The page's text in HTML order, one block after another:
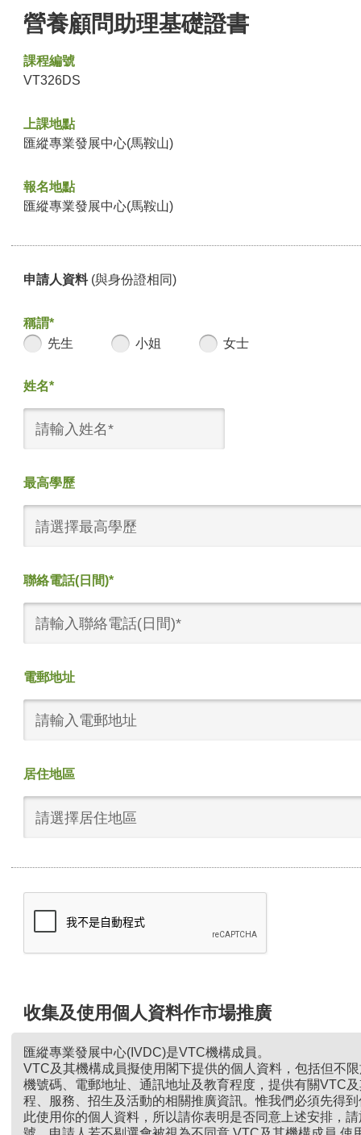
營養顧問助理基礎證書
課程編號
VT326DS
上課地點
匯縱專業發展中心(馬鞍山)
報名地點
匯縱專業發展中心(馬鞍山)
申請人資料 (與身份證相同)
稱謂*
先生
小姐 女士
姓名*
最高學歷
請選擇最高學歷
聯絡電話(日間)*
電郵地址
居住地區
請選擇居住地區
收集及使用個人資料作市場推廣
匯縱專業發展中心(IVDC)是VTC機構成員。
VTC及其機構成員擬使用閣下提供的個人資料，包括但不
機號碼、電郵地址、通訊地址及教育程度，提供有關VTC
程、服務、招生及活動的相關推廣資訊。惟我們必須先得
此使用你的個人資料，所以請你表明是否同意上述安排，